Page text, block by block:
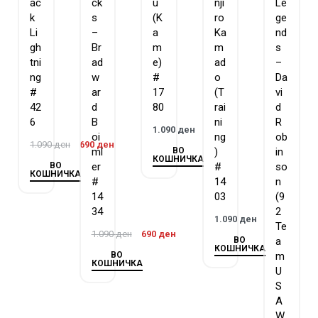
ac
k
Li
gh
tni
ng
#
42
6
1.090ден 690 ден
ВО
КОШНИЧКА
ck
s
–
Br
ad
w
ar
d
B
oi
ml
er
#
14
34
1.090ден 690 ден
ВО
КОШНИЧКА
u
(K
a
m
e)
#
17
80
1.090 ден
ВО
КОШНИЧКА
nji
ro
Ka
m
ad
o
(T
rai
ni
ng
)
#
14
03
1.090 ден
ВО
КОШНИЧКА
Le
ge
nd
s
–
Da
vi
d
R
ob
in
so
n
(9
2
Te
a
m
U
S
A